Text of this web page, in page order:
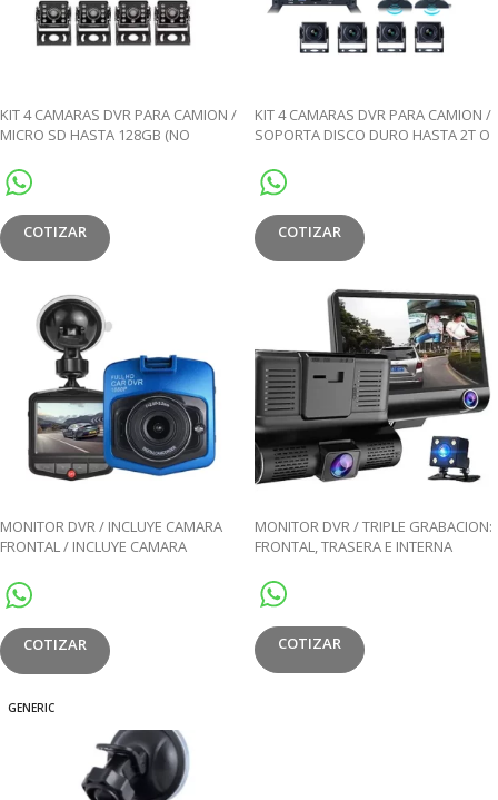
KIT 4 CAMARAS DVR PARA CAMION /
MICRO SD HASTA 128GB (NO
AGUA IP68 / INCLUYE 3 CABLES DE 5
METROS Y 1 CABLE DE 15 METROS
COTIZAR
KIT 4 CAMARAS DVR PARA CAMION /
SOPORTA DISCO DURO HASTA 2T O
INCLUIDO) / 1080P / A PRUEBA DE
AGUA IP68 / INCLUYE 3 CABLES DE 5
METROS Y 1 CABLE DE 15 METROS
COTIZAR
MONITOR DVR / INCLUYE CAMARA
FRONTAL / INCLUYE CAMARA
COTIZAR
MONITOR DVR / TRIPLE GRABACION:
FRONTAL, TRASERA E INTERNA
COTIZAR
GENERIC